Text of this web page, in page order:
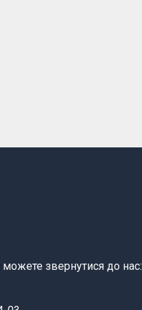
звернутися до нас: